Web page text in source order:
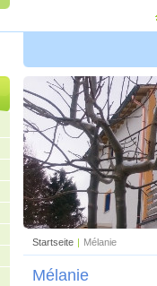
Startseite | Mélanie
Mélanie